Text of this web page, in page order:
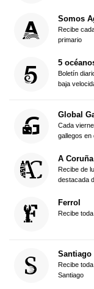
Somos
Recibe
primario
5
Boletín
baja
Global
Cada
gallegos en
A Coruña
Recibe de
destacada
Ferrol
Recibe
Santiago
Recibe
Santiago